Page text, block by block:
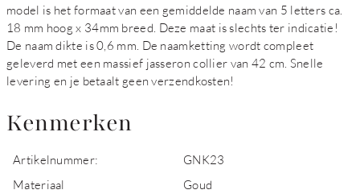
model is het formaat van een gemiddelde naam van 5 letters ca.
18 mm hoog x 34mm breed. Deze maat is slechts ter indicatie!
De naam dikte is 0,6 mm. De naamketting wordt compleet
geleverd met een massief jasseron collier van 42 cm. Snelle
levering en je betaalt geen verzendkosten!
Kenmerken
Artikelnummer:
GNK23
Materiaal
Goud